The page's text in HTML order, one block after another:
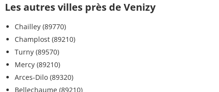
Les autres villes près de Venizy
Chailley (89770)
Champlost (89210)
Turny (89570)
Mercy (89210)
Arces-Dilo (89320)
Bellechaume (89210)